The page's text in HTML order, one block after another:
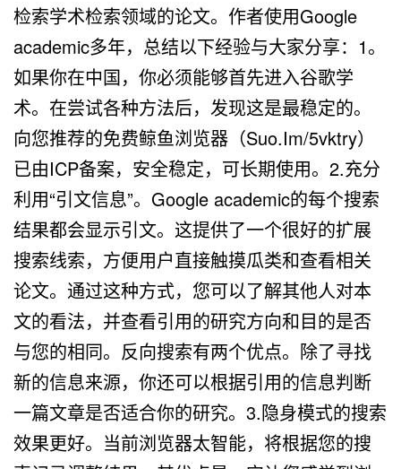
检索学术检索领域的论文。作者使用Google
academic多年，总结以下经验与大家分享：1。
如果你在中国，你必须能够首先进入谷歌学
术。在尝试各种方法后，发现这是最稳定的。
向您推荐的免费鲸鱼浏览器（Suo.Im/5vktry）
已由ICP备案，安全稳定，可长期使用。2.充分
利用“引文信息”。Google academic的每个搜索
结果都会显示引文。这提供了一个很好的扩展
搜索线索，方便用户直接触摸瓜类和查看相关
论文。通过这种方式，您可以了解其他人对本
文的看法，并查看引用的研究方向和目的是否
与您的相同。反向搜索有两个优点。除了寻找
新的信息来源，你还可以根据引用的信息判断
一篇文章是否适合你的研究。3.隐身模式的搜索
效果更好。当前浏览器太智能，将根据您的搜